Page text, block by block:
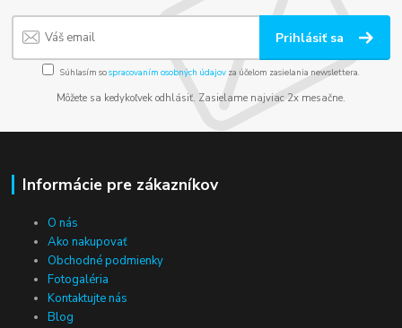
Prihlásiť sa
Súhlasím sospracovaním osobných údajov za účelom zasielania newslettera.
Môžete sa kedykoľvek odhlásiť. Zasielame najviac 2x mesačne.
Informácie pre zákazníkov
O nás
Ako nakupovať
Obchodné podmienky
Fotogaléria
Kontaktujte nás
Blog